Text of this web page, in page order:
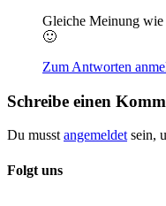
Gleiche Meinung wie
🙂
Zum Antworten
Schreibe einen
Du musstangemeldetsein,
Folgt uns